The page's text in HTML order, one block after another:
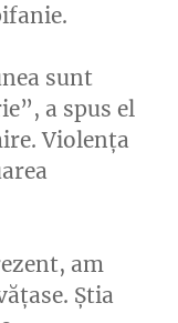
sunt
a spus el
Violența
am
Știa